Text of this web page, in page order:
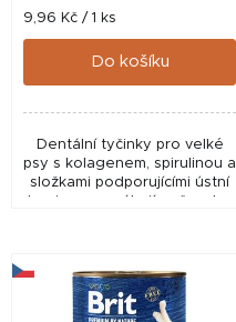
Měrná
cena:
9,96 Kč / 1 ks
Do košíku
Dentální tyčinky pro velké
psy s kolagenem, spirulinou a
složkami podporujícími ústní